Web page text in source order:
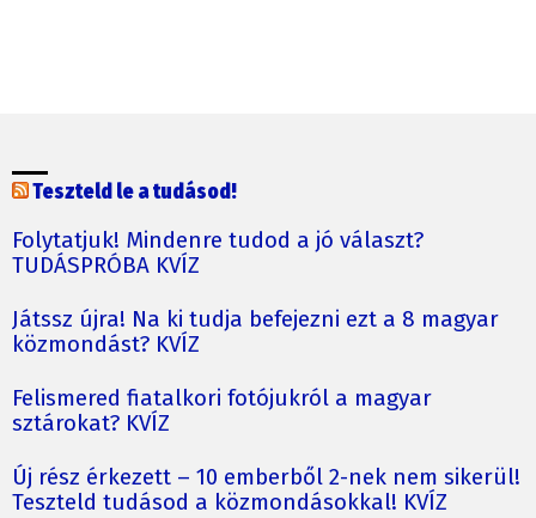
Teszteld le a tudásod!
Folytatjuk! Mindenre tudod a jó választ?
TUDÁSPRÓBA KVÍZ
Játssz újra! Na ki tudja befejezni ezt a 8 magyar
közmondást? KVÍZ
Felismered fiatalkori fotójukról a magyar
sztárokat? KVÍZ
Új rész érkezett – 10 emberből 2-nek nem sikerül!
Teszteld tudásod a közmondásokkal! KVÍZ